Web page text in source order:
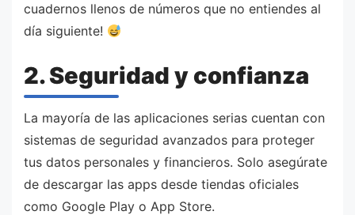
cuadernos llenos de números que no entiendes al
día siguiente!
2. Seguridad y confianza
La mayoría de las aplicaciones serias cuentan con
sistemas de seguridad avanzados para proteger
tus datos personales y financieros. Solo asegúrate
de descargar las apps desde tiendas oficiales
como Google Play o App Store.